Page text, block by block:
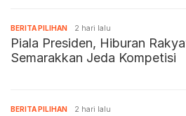
BERITA PILIHAN 2 hari lalu
Piala Presiden, Hiburan
Semarakkan Jeda Kompetisi
BERITA PILIHAN 2 hari lalu